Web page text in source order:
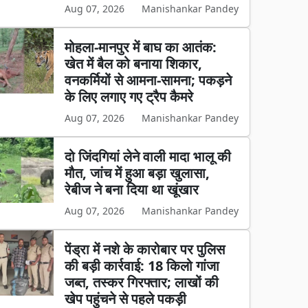
Aug 07, 2026 Manishankar Pandey
मोहला-मानपुर में बाघ का आतंक:
खेत में बैल को बनाया शिकार,
वनकर्मियों से आमना-सामना; पकड़ने
के लिए लगाए गए ट्रैप कैमरे
Aug 07, 2026 Manishankar Pandey
दो जिंदगियां लेने वाली मादा भालू की
मौत, जांच में हुआ बड़ा खुलासा,
रेबीज ने बना दिया था खूंखार
Aug 07, 2026 Manishankar Pandey
पेंड्रा में नशे के कारोबार पर पुलिस
की बड़ी कार्रवाई: 18 किलो गांजा
जब्त, तस्कर गिरफ्तार; लाखों की
खेप पहुंचने से पहले पकड़ी